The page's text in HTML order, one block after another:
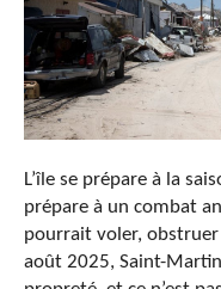
L’île se prépare à la
prépare à un combat
pourrait voler,
août 2025, Saint-